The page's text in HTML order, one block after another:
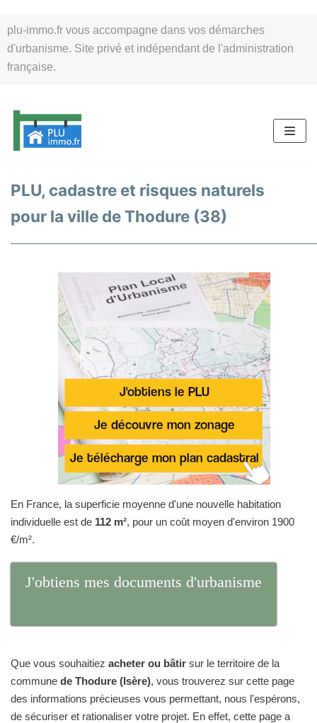
plu-immo.fr vous accompagne dans vos démarches
d'urbanisme. Site privé et indépendant de l'administration
française.
au
contenu
PLU, cadastre et risques naturels
pour la ville de Thodure (38)
En France, la superficie moyenne d'une nouvelle habitation
individuelle est de 112 m², pour un coût moyen d'environ 1900
€/m².
J'obtiens mes documents d'urbanisme
Que vous souhaitiez acheter ou bâtir sur le territoire de la
commune de Thodure (Isère), vous trouverez sur cette page
des informations précieuses vous permettant, nous l'espérons,
de sécuriser et rationaliser votre projet. En effet, cette page a